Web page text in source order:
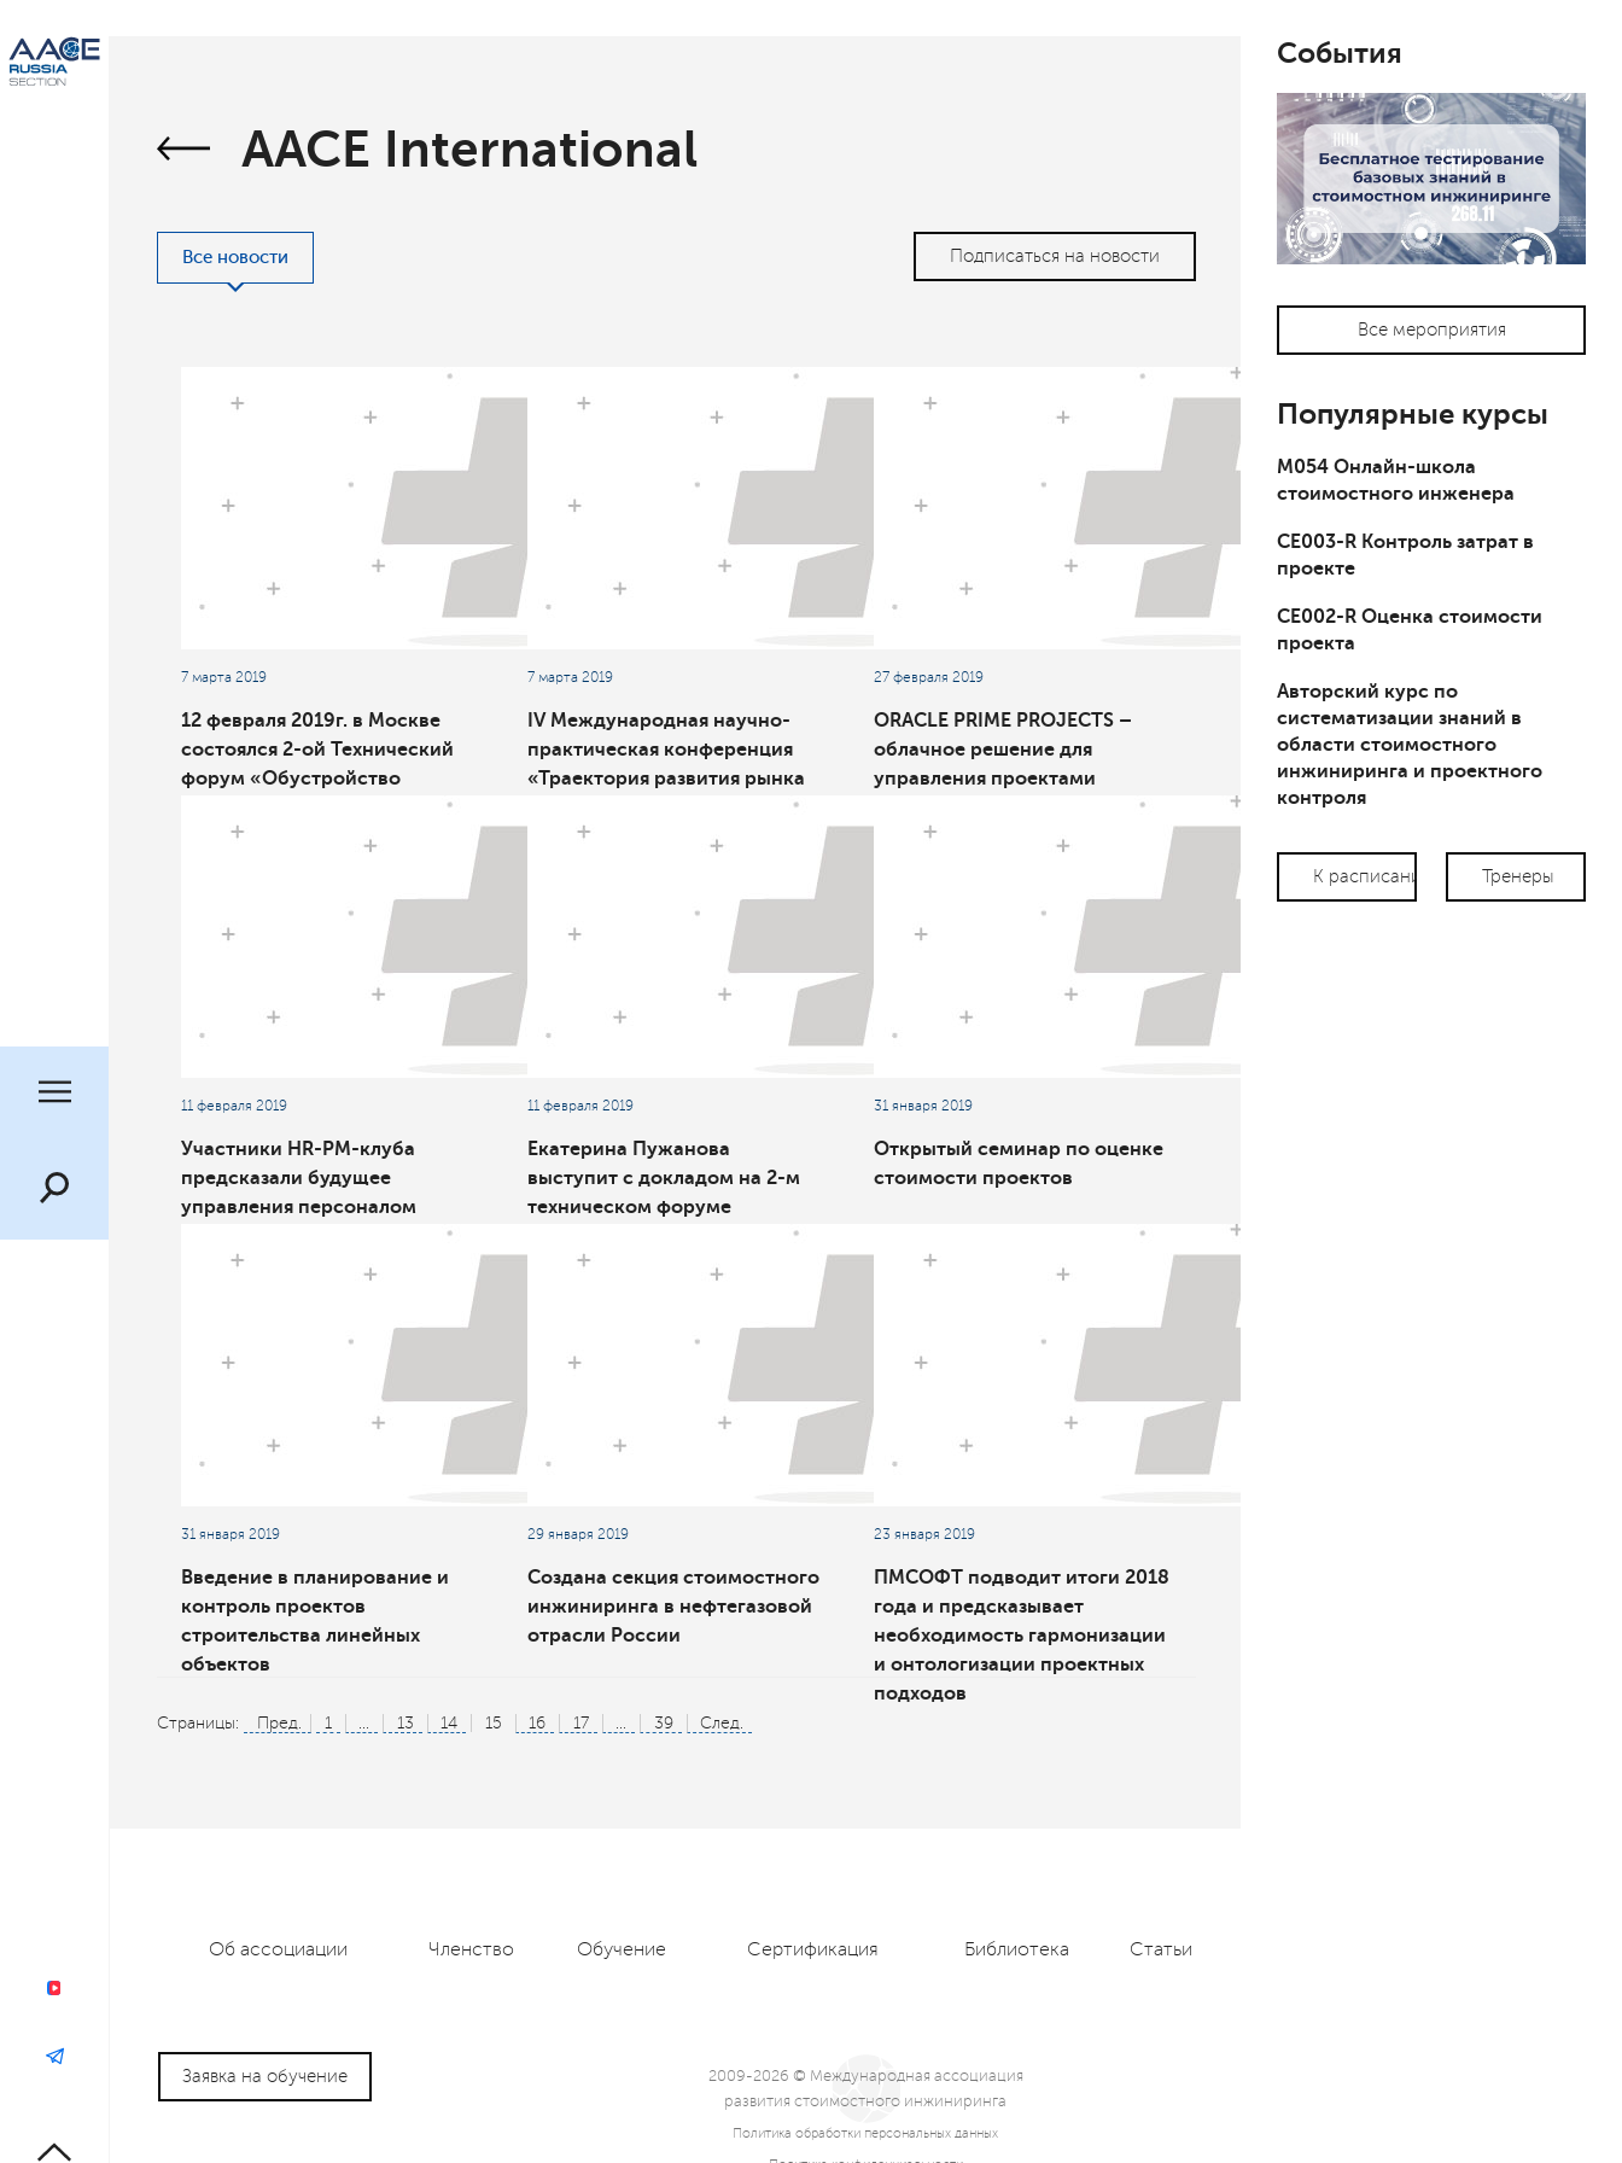
AACE International
Все новости Подписаться на новости
7 марта 2019
12 февраля 2019г. в Москве
состоялся 2-ой Технический
форум «Обустройство
месторождений»
7 марта 2019
IV Международная научно-
практическая конференция
«Траектория развития рынка
27 февраля 2019
ORACLE PRIME PROJECTS –
облачное решение для
управления проектами
11 февраля 2019
Участники HR-PM-клуба
предсказали будущее
управления персоналом
проектно-ориентированных
компаний
11 февраля 2019
Екатерина Пужанова
выступит с докладом на 2-м
техническом форуме
«Обустройство нефтегазовых
месторождений»
31 января 2019
Открытый семинар по оценке
стоимости проектов
31 января 2019
Введение в планирование и
контроль проектов
строительства линейных
объектов
29 января 2019
Создана секция стоимостного
инжиниринга в нефтегазовой
отрасли России
23 января 2019
ПМСОФТ подводит итоги 2018
года и предсказывает
необходимость гармонизации
и онтологизации проектных
подходов
Страницы: Пред. 1 13 14 15 16 17 39 След.
События
Все мероприятия
Популярные курсы
М054 Онлайн-школа
стоимостного инженера
СЕ003-R Контроль затрат в
проекте
СЕ002-R Оценка стоимости
проекта
Авторский курс по
систематизации знаний в
области стоимостного
инжиниринга и проектного
контроля
К расписанию Тренеры
Заявка на обучение
Об ассоциации Членство Обучение Сертификация Библиотека Статьи
2009-2026 © Международная ассоциация
развития стоимостного инжиниринга
Политика обработки персональных данных